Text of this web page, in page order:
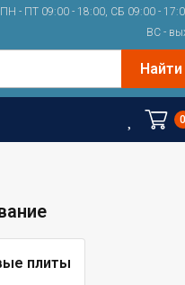
ПН - ПТ 09:00 - 18:00, СБ 09:00 -
ВС -
Найти
плиты